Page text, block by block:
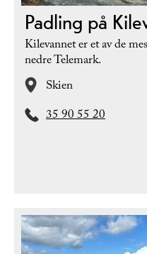
Padling på
Kilevannet er et av de
nedre Telemark.
Skien
35 90 55 20